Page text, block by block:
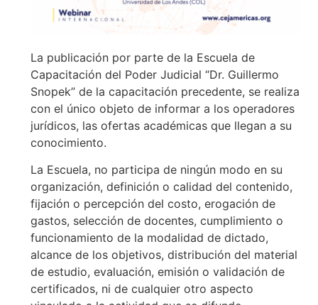
La publicación por parte de la Escuela de
Capacitación del Poder Judicial “Dr. Guillermo
Snopek” de la capacitación precedente, se realiza
con el único objeto de informar a los operadores
jurídicos, las ofertas académicas que llegan a su
conocimiento.
La Escuela, no participa de ningún modo en su
organización, definición o calidad del contenido,
fijación o percepción del costo, erogación de
gastos, selección de docentes, cumplimiento o
funcionamiento de la modalidad de dictado,
alcance de los objetivos, distribución del material
de estudio, evaluación, emisión o validación de
certificados, ni de cualquier otro aspecto